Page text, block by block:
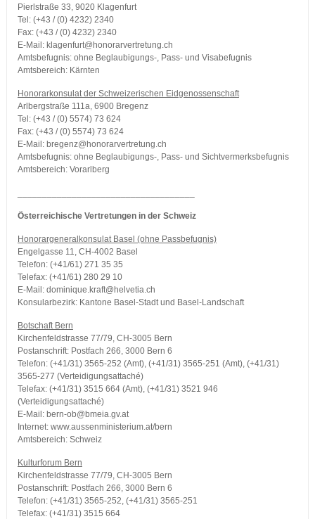
Pierlstraße 33, 9020 Klagenfurt
Tel: (+43 / (0) 4232) 2340
Fax: (+43 / (0) 4232) 2340
E-Mail: klagenfurt@honorarvertretung.ch
Amtsbefugnis: ohne Beglaubigungs-, Pass- und Visabefugnis
Amtsbereich: Kärnten
Honorarkonsulat der Schweizerischen Eidgenossenschaft
Arlbergstraße 111a, 6900 Bregenz
Tel: (+43 / (0) 5574) 73 624
Fax: (+43 / (0) 5574) 73 624
E-Mail: bregenz@honorarvertretung.ch
Amtsbefugnis: ohne Beglaubigungs-, Pass- und Sichtvermerksbefugnis
Amtsbereich: Vorarlberg
Österreichische Vertretungen in der Schweiz
Honorargeneralkonsulat Basel (ohne Passbefugnis)
Engelgasse 11, CH-4002 Basel
Telefon: (+41/61) 271 35 35
Telefax: (+41/61) 280 29 10
E-Mail: dominique.kraft@helvetia.ch
Konsularbezirk: Kantone Basel-Stadt und Basel-Landschaft
Botschaft Bern
Kirchenfeldstrasse 77/79, CH-3005 Bern
Postanschrift: Postfach 266, 3000 Bern 6
Telefon: (+41/31) 3565-252 (Amt), (+41/31) 3565-251 (Amt), (+41/31)
3565-277 (Verteidigungsattaché)
Telefax: (+41/31) 3515 664 (Amt), (+41/31) 3521 946
(Verteidigungsattaché)
E-Mail: bern-ob@bmeia.gv.at
Internet: www.aussenministerium.at/bern
Amtsbereich: Schweiz
Kulturforum Bern
Kirchenfeldstrasse 77/79, CH-3005 Bern
Postanschrift: Postfach 266, 3000 Bern 6
Telefon: (+41/31) 3565-252, (+41/31) 3565-251
Telefax: (+41/31) 3515 664